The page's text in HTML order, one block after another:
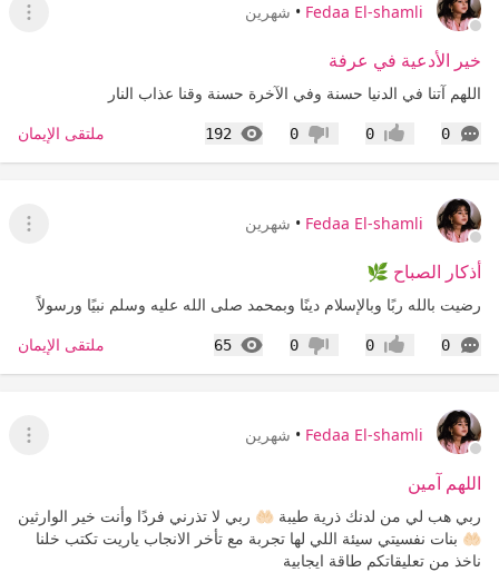
Fedaa El-shamli
• شهرين
عرض
خير الأدعية في عرفة
اللهم آتنا في الدنيا حسنة وفي الآخرة حسنة وقنا عذاب النار
0
التعليقات إعجاب0 عدم إعجاب
0
192
المشاهدات ملتقى الإيمان
Fedaa El-shamli
• شهرين
عرض
أذكار الصباح 🌿
رضيت بالله ربًا وبالإسلام دينًا وبمحمد صلى الله عليه وسلم نبيًا ورسولاً
0
التعليقات إعجاب0 عدم إعجاب
0
65
المشاهدات ملتقى الإيمان
Fedaa El-shamli
• شهرين
عرض
اللهم آمين
ربي هب لي من لدنك ذرية طيبة 🤲🏻 ربي لا تذرني فردًا وأنت خير الوارثين
🤲🏻 بنات نفسيتي سيئة اللي لها تجربة مع تأخر الانجاب ياريت تكتب خلنا
ناخذ من تعليقاتكم طاقة ايجابية